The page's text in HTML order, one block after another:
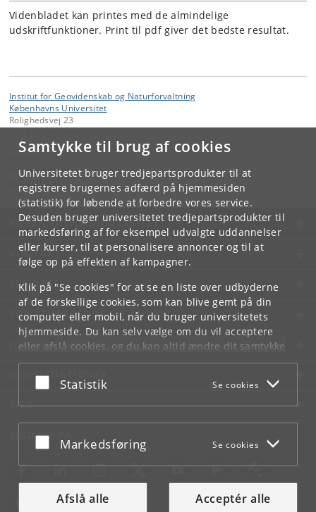
Samtykke til brug af cookies
Universitetet bruger tredjepartsprodukter til at
registrere brugernes adfærd på hjemmesiden
(statistik) for løbende at forbedre vores service.
Desuden bruger universitetet tredjepartsprodukter til
markedsføring af for eksempel udvalgte uddannelser
eller kurser, til at personalisere annoncer og til at
følge op på effekten af kampagner.
Klik på "Se cookies" for at se en liste over udbyderne
af de forskellige cookies, som kan blive gemt på din
computer eller mobil, når du bruger universitetets
hjemmeside. Du kan selv vælge om du vil acceptere
eller afslå cookies, og du kan altid ændre dit samtykke
underCookie- og privatlivspolitiksom du finder i
bunden af hver side.
Acceptér eller afslå
Statistik Se cookies
Acceptér eller afslå
Markedsføring Se cookies
Afslå alle Acceptér alle
Videnbladet kan printes med de almindelige
udskriftfunktioner. Print til pdf giver det bedste resultat.
Institut for Geovidenskab og Naturforvaltning
Københavns Universitet
Rolighedsvej 23
Videntjenesten
KØBENHAVNS UNIVERSITET
KONTAKT
SERVICES
FOR STUDERENDE OG ANSATTE
JOB OG KARRIERE
NØDSITUATIONER
WEB
MØD KU PÅ